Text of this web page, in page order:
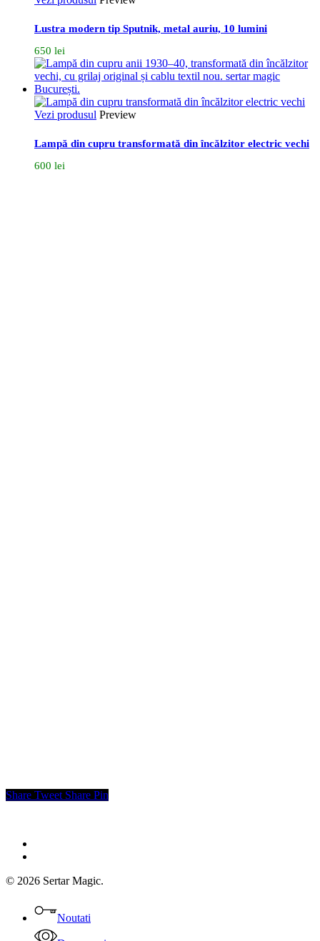
Lustra modern tip Sputnik, metal auriu, 10 lumini
650 lei
Vezi produsul Preview
Lampă din cupru transformată din încălzitor electric vechi
600 lei
Share Tweet Share Pin
© 2026 Sertar Magic.
Menu
Noutati